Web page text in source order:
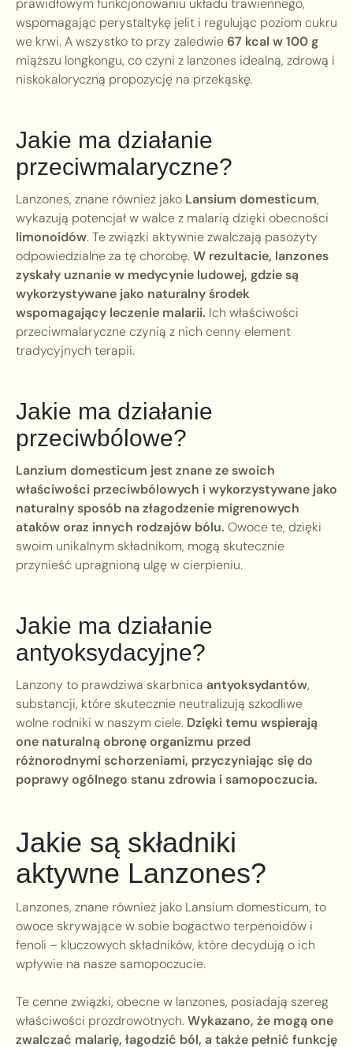
prawidłowym funkcjonowaniu układu trawiennego,
wspomagając perystaltykę jelit i regulując poziom cukru
we krwi. A wszystko to przy zaledwie67 kcal w 100 g
miąższu longkongu, co czyni z lanzones idealną, zdrową i
niskokaloryczną propozycję na przekąskę.
Jakie ma działanie
przeciwmalaryczne?
Lanzones, znane również jako Lansium domesticum,
wykazują potencjał w walce z malarią dzięki obecności
limonoidów. Te związki aktywnie zwalczają pasożyty
odpowiedzialne za tę chorobę.W rezultacie, lanzones
zyskały uznanie w medycynie ludowej, gdzie są
wykorzystywane jako naturalny środek
wspomagający leczenie malarii. Ich właściwości
przeciwmalaryczne czynią z nich cenny element
tradycyjnych terapii.
Jakie ma działanie
przeciwbólowe?
Lanzium domesticum jest znane ze swoich
właściwości przeciwbólowych i wykorzystywane jako
naturalny sposób na złagodzenie migrenowych
ataków oraz innych rodzajów bólu. Owoce te, dzięki
swoim unikalnym składnikom, mogą skutecznie
przynieść upragnioną ulgę w cierpieniu.
Jakie ma działanie
antyoksydacyjne?
Lanzony to prawdziwa skarbnica antyoksydantów,
substancji, które skutecznie neutralizują szkodliwe
wolne rodniki w naszym ciele. Dzięki temu wspierają
one naturalną obronę organizmu przed
różnorodnymi schorzeniami, przyczyniając się do
poprawy ogólnego stanu zdrowia i samopoczucia.
Jakie są składniki
aktywne Lanzones?
Lanzones, znane również jako Lansium domesticum, to
owoce skrywające w sobie bogactwo terpenoidów i
fenoli – kluczowych składników, które decydują o ich
wpływie na nasze samopoczucie.
Te cenne związki, obecne w lanzones, posiadają szereg
właściwości prozdrowotnych.Wykazano, że mogą one
zwalczać malarię, łagodzić ból, a także pełnić funkcję